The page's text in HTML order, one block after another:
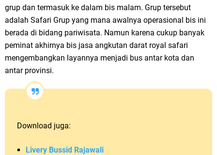
grup dan termasuk ke dalam bis malam. Grup tersebut
adalah Safari Grup yang mana awalnya operasional bis ini
berada di bidang pariwisata. Namun karena cukup banyak
peminat akhirnya bis jasa angkutan darat royal safari
mengembangkan layannya menjadi bus antar kota dan
antar provinsi.
Download juga:
Livery Bussid Rajawali